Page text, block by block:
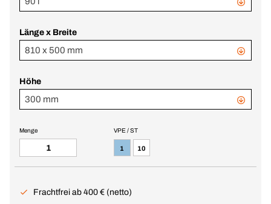
Länge x Breite
810 x 500 mm
Höhe
300 mm
VPE / ST
1 10
Menge
Frachtfrei ab 400 € (netto)